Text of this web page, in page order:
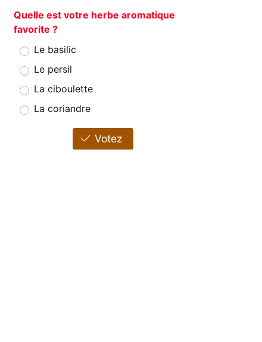
Quelle est votre herbe aromatique
favorite ?
Le basilic
Le persil
La ciboulette
La coriandre
Votez